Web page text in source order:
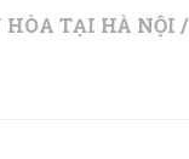
TẠI HÀ NỘI /